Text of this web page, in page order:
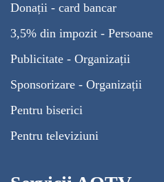
Donații - card bancar
3,5% din impozit - Persoane
Publicitate - Organizații
Sponsorizare - Organizații
Pentru biserici
Pentru televiziuni